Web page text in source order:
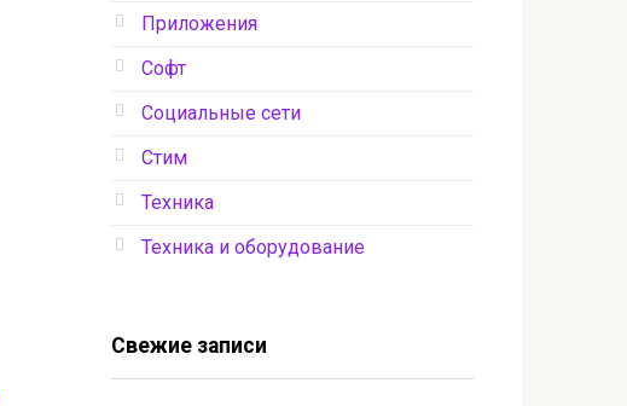
Приложения
Софт
Социальные сети
Стим
Техника
Техника и оборудование
Свежие записи